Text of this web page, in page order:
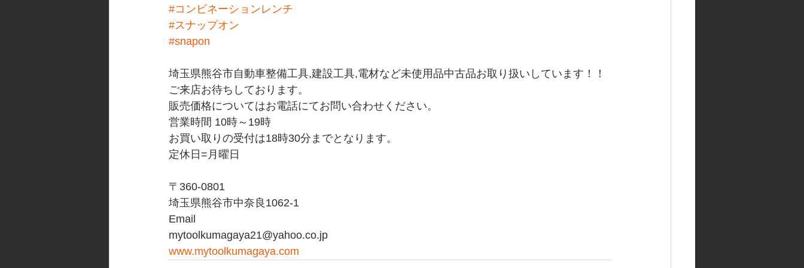
#コンビネーションレンチ
#スナップオン
#snapon
埼玉県熊谷市自動車整備工具,建設工具,電材など未使用品中古品お取り扱いしています！！
ご来店お待ちしております。
販売価格についてはお電話にてお問い合わせください。
営業時間 10時～19時
お買い取りの受付は18時30分までとなります。
定休日=月曜日
〒360-0801
埼玉県熊谷市中奈良1062-1
Email
mytoolkumagaya21@yahoo.co.jp
www.mytoolkumagaya.com